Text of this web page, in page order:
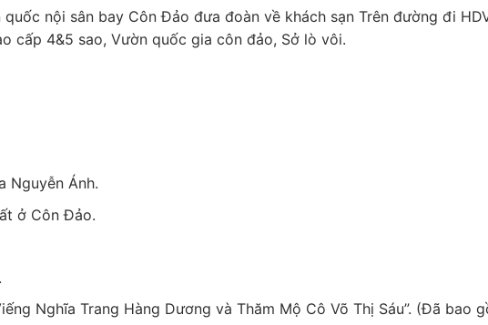
nội sân bay Côn Đảo đưa đoàn về khách sạn Trên đường đi
cấp 4&5 sao, Vườn quốc gia côn đảo, Sở lò vôi.
Nguyễn Ánh.
ở Côn Đảo.
Nghĩa Trang Hàng Dương và Thăm Mộ Cô Võ Thị Sáu”. (Đã bao